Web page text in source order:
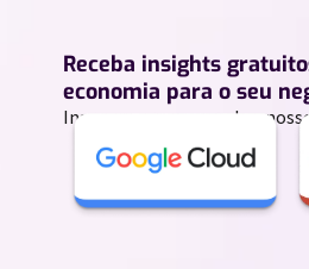
Receba insights
economia para o seu
Inscreva-se para receber